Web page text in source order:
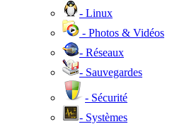
- Linux
- Photos & Vidéos
- Réseaux
- Sauvegardes
- Sécurité
- Systèmes